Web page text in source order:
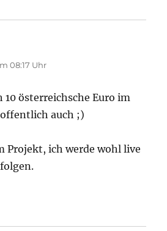
08:17 Uhr
10 österreichsche Euro im
auch ;)
Projekt, ich werde wohl live